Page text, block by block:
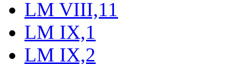
LM VIII,11
LM IX,1
LM IX,2